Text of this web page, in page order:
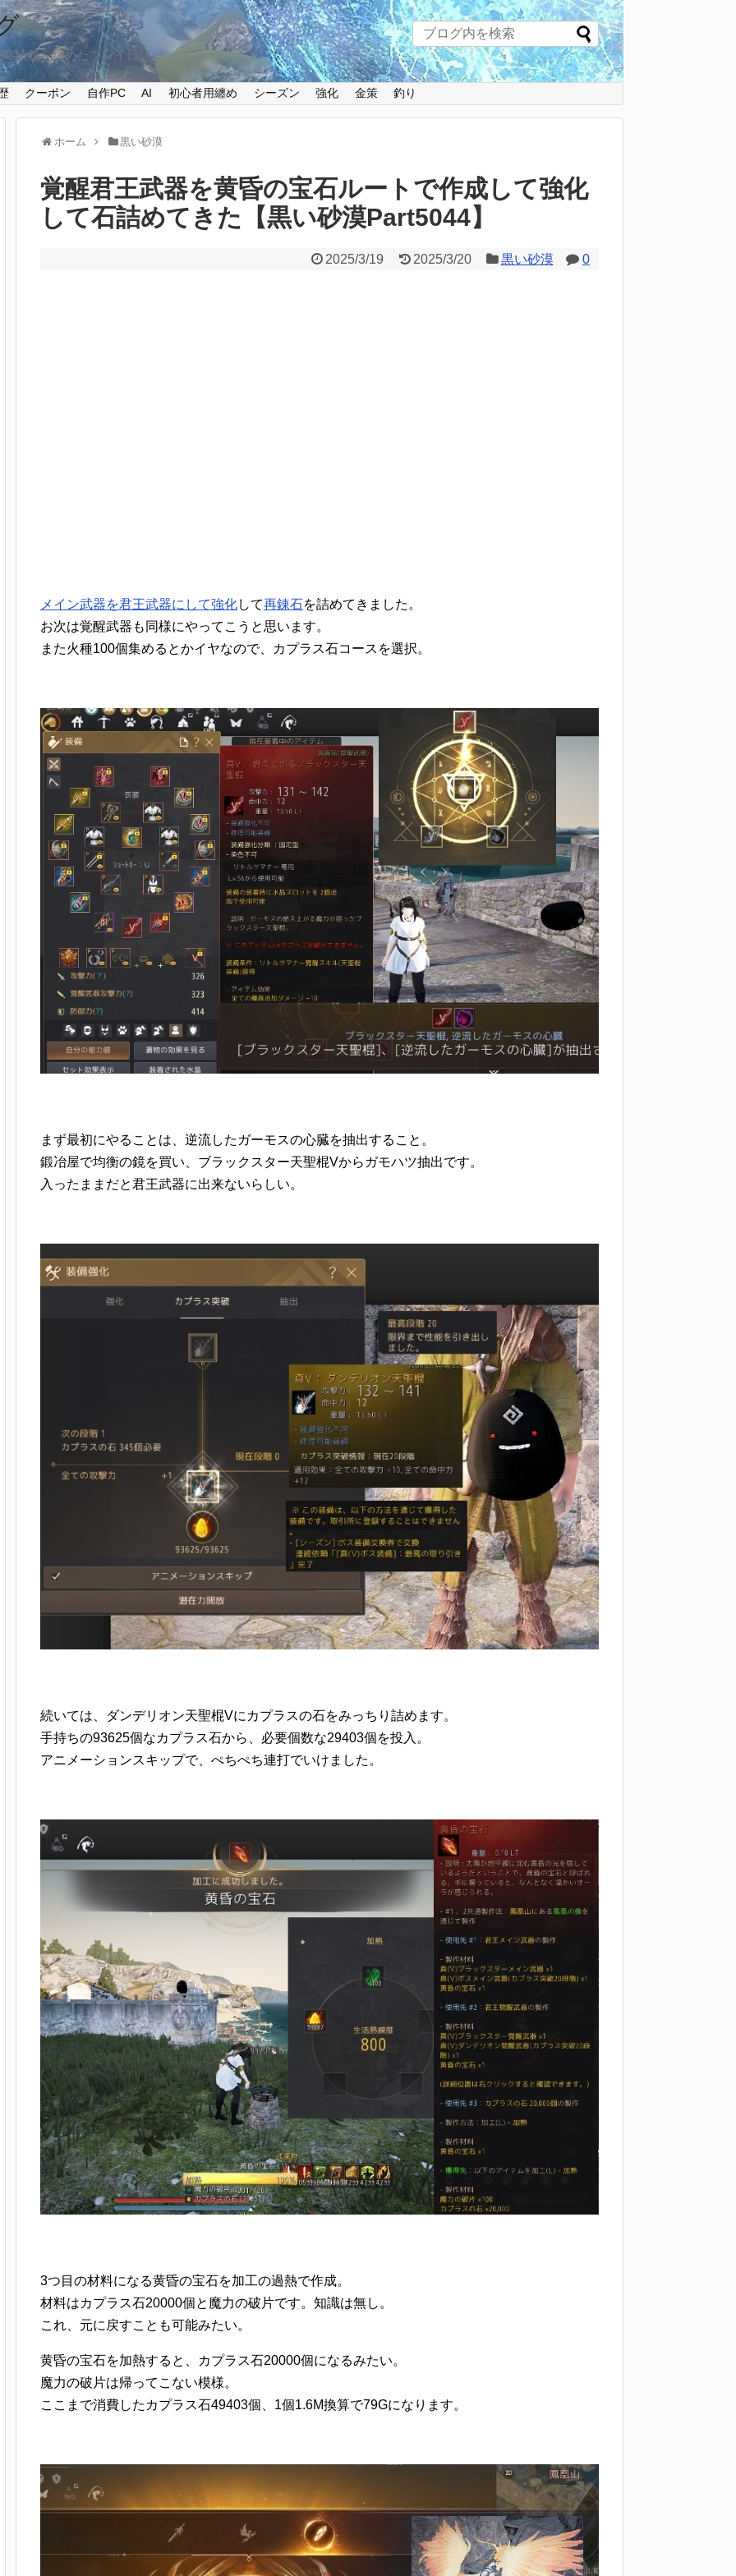
情報を纏めたプレイ日記
クーポン 自作PC AI 初心者用纏め シーズン 強化 金策 釣り
ホーム 黒い砂漠
覚醒君王武器を黄昏の宝石ルートで作成して強化
して石詰めてきた【黒い砂漠Part5044】
2025/3/19 2025/3/20 黒い砂漠 0
メイン武器を君王武器にして強化して再錬石を詰めてきました。
お次は覚醒武器も同様にやってこうと思います。
また火種100個集めるとかイヤなので、カプラス石コースを選択。
まず最初にやることは、逆流したガーモスの心臓を抽出すること。
鍛冶屋で均衡の鏡を買い、ブラックスター天聖棍Vからガモハツ抽出です。
入ったままだと君王武器に出来ないらしい。
続いては、ダンデリオン天聖棍Vにカプラスの石をみっちり詰めます。
手持ちの93625個なカプラス石から、必要個数な29403個を投入。
アニメーションスキップで、ぺちぺち連打でいけました。
3つ目の材料になる黄昏の宝石を加工の過熱で作成。
材料はカプラス石20000個と魔力の破片です。知識は無し。
これ、元に戻すことも可能みたい。
黄昏の宝石を加熱すると、カプラス石20000個になるみたい。
魔力の破片は帰ってこない模様。
ここまで消費したカプラス石49403個、1個1.6M換算で79Gになります。